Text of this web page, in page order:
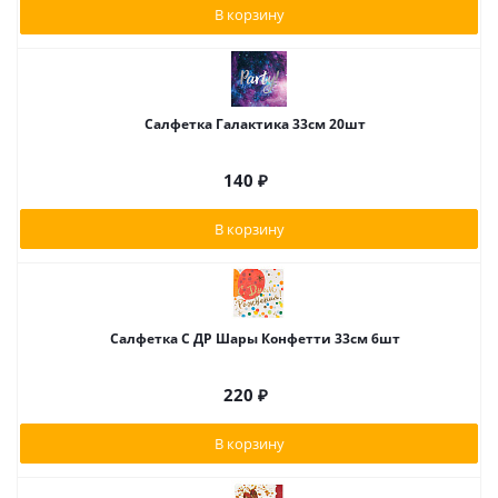
В корзину
Салфетка Галактика 33см 20шт
140 ₽
В корзину
Салфетка С ДР Шары Конфетти 33см 6шт
220 ₽
В корзину